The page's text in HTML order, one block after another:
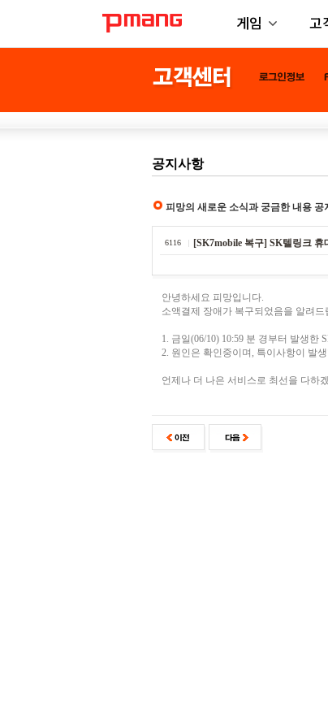
게임 고
공지사항
피망의 새로운 소식과 궁금한 내용
6116 [SK7mobile 복구] SK텔링크 휴
안녕하세요 피망입니다.
소액결제 장애가 복구되었음을 알려드
1. 금일(06/10) 10:59 분 경부터 발생한
2. 원인은 확인중이며, 특이사항이 발
언제나 더 나은 서비스로 최선을 다하